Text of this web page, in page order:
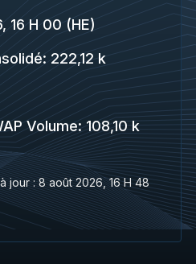
16 H 00 (HE)
: 222,12 k
Volume: 108,10 k
jour : 8 août 2026, 16 H 48